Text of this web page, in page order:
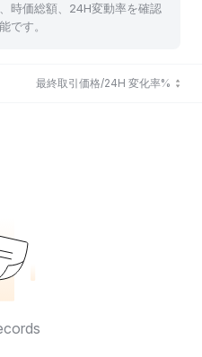
時価総額、24H変動率を確認
です。
最終取引価格/24H 変化率%